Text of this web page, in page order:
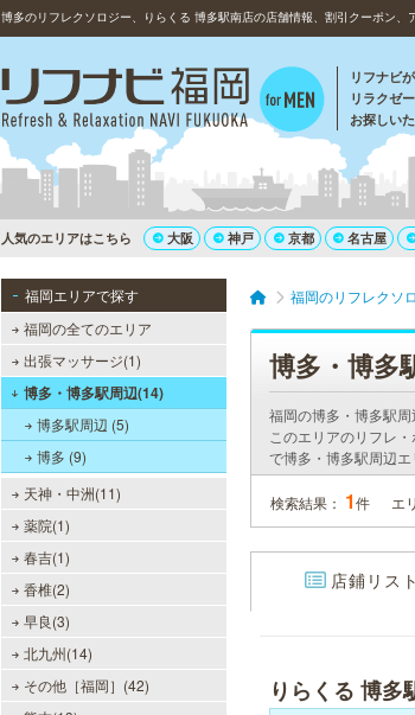
博多のリフレクソロジー、りらくる 博多駅南店の店舗情報、割引クーポン、
リフナビ
リラクゼ
お探しい
人気のエリアはこちら 大阪 神戸 京都 名古屋
福岡エリアで探す
福岡の全てのエリア
出張マッサージ(1)
博多・博多駅周辺(14)
博多駅周辺 (5)
博多 (9)
天神・中洲(11)
薬院(1)
春吉(1)
香椎(2)
早良(3)
北九州(14)
その他［福岡］(42)
福岡のリフレクソ
博多・博多
福岡の博多・博多駅
このエリアのリフレ
で博多・博多駅周辺
検索結果： 1件 エ
店鋪リスト
りらくる 博多